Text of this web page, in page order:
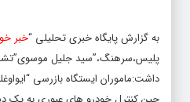
به گزارش پایگاه خبری تحلیلی “خبر
پلیس،سرهنگ،”سید جلیل
داشت:ماموران ایستگاه بازرسی